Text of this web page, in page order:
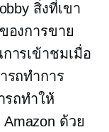
สิ่งที่เขา
องการขาย
ารเข้าชมเมื่อ
รถทำการ
รถทำให้
ด้วย